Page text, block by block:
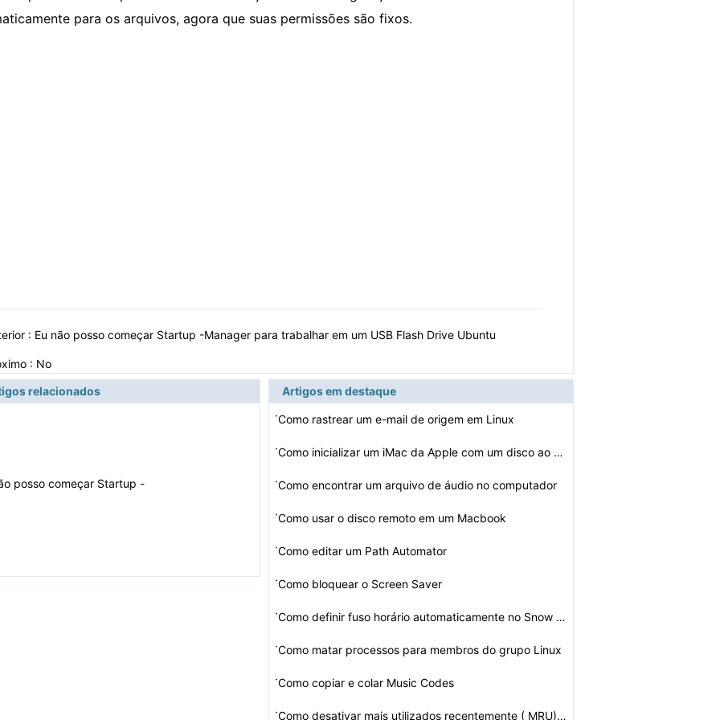
para os arquivos, agora que suas permissões são fixos.
: Eu não posso começar Startup -Manager para trabalhar em um USB Flash Drive Ubuntu
: No
relacionados
posso começar Startup -
Artigos em destaque
·Como rastrear um e-mail de origem em Linux
· Como inicializar um iMac da Apple com um disco ao vivo
·Como encontrar um arquivo de áudio no computador
·Como usar o disco remoto em um Macbook
·Como editar um Path Automator
·Como bloquear o Screen Saver
· Como definir fuso horário automaticamente no Snow Leop…
·Como matar processos para membros do grupo Linux
·Como copiar e colar Music Codes
· Como desativar mais utilizados recentemente ( MRU) em u…